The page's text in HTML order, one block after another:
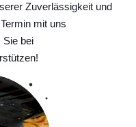
Zuverlässigkeit und
mit uns
Sie bei